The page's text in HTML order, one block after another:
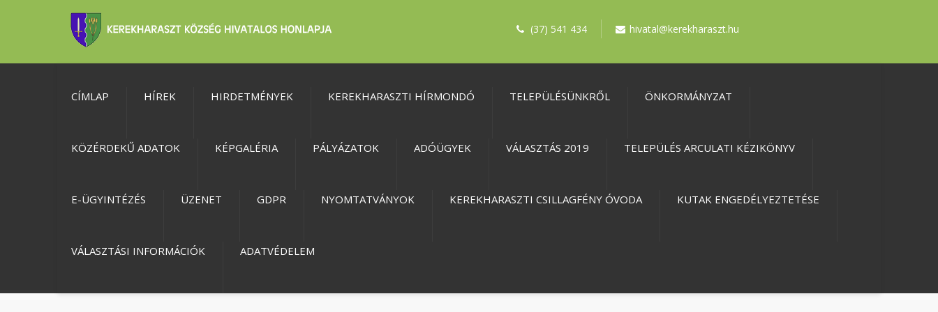
(37) 541 434 hivatal@kerekharaszt.hu
CÍMLAP HÍREK HIRDETMÉNYEK KEREKHARASZTI HÍRMONDÓ TELEPÜLÉSÜNKRŐL ÖNKORMÁNYZAT
KÖZÉRDEKŰ ADATOK KÉPGALÉRIA PÁLYÁZATOK ADÓÜGYEK VÁLASZTÁS 2019 TELEPÜLÉS ARCULATI KÉZIKÖNYV
E-ÜGYINTÉZÉS ÜZENET GDPR NYOMTATVÁNYOK KEREKHARASZTI CSILLAGFÉNY ÓVODA KUTAK ENGEDÉLYEZTETÉSE
VÁLASZTÁSI INFORMÁCIÓK ADATVÉDELEM